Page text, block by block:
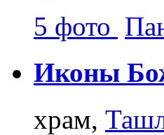
5 фото
Иконы
храм,